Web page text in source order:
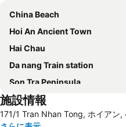
China Beach
Hoi An Ancient Town
Hai Chau
Da nang Train station
Son Tra Peninsula
Lady Buddha
Ba Na Hill
施設情報
171/1 Tran Nhan Tong, ホイアン,